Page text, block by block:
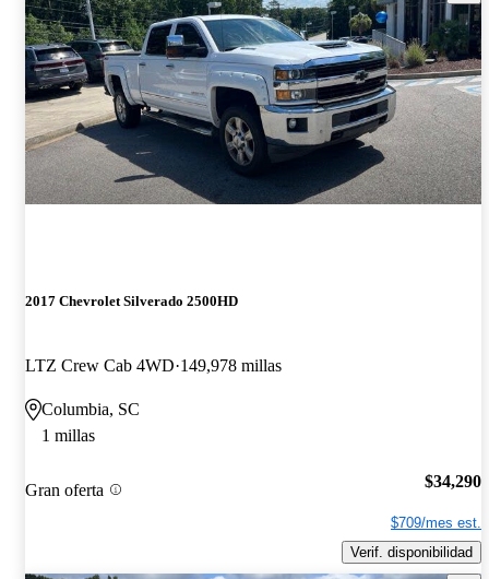
2017 Chevrolet Silverado 2500HD
LTZ Crew Cab 4WD 149,978 millas
Columbia, SC
1 millas
Gran oferta $34,290
$709/mes est.
Verif. disponibilidad